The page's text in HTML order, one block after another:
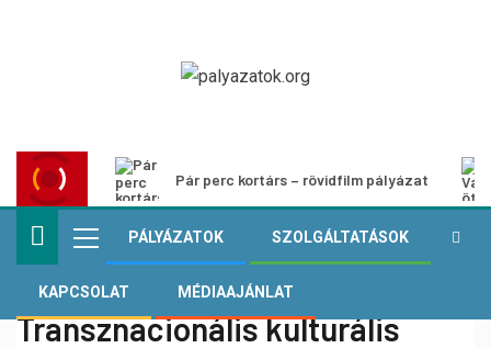
Pár perc kortárs – rövidfilm pályázat
PÁLYÁZATOK SZOLGÁLTATÁSOK
KAPCSOLAT MÉDIAAJÁNLAT
Transznacionális kulturális